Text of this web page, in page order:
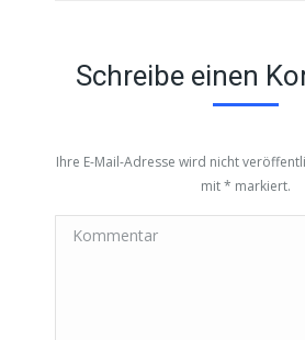
Schreibe einen
Ihre E-Mail-Adresse wird nicht
mit* markiert.
Kommentar